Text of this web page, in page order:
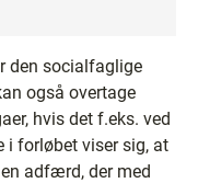
den socialfaglige
også overtage
hvis det f.eks. ved
i forløbet viser sig, at
adfærd, der med